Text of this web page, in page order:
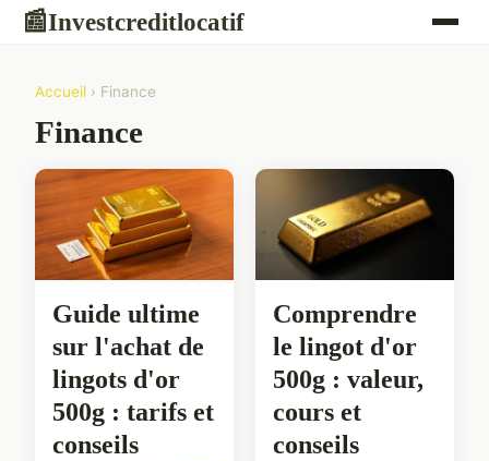
📰Investcreditlocatif
Accueil › Finance
Finance
Guide ultime
sur l'achat de
lingots d'or
500g : tarifs et
conseils
Comprendre
le lingot d'or
500g : valeur,
cours et
conseils